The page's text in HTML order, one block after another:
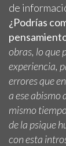
de
¿Podrías
obras, lo que
experiencia,
errores que
a ese abismo
mismo
de la psique
con esta